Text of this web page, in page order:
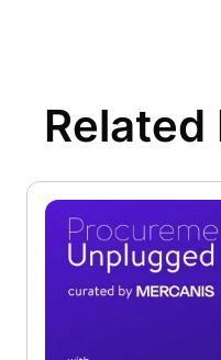
Related